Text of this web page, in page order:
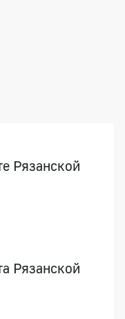
Рязанской
Рязанской